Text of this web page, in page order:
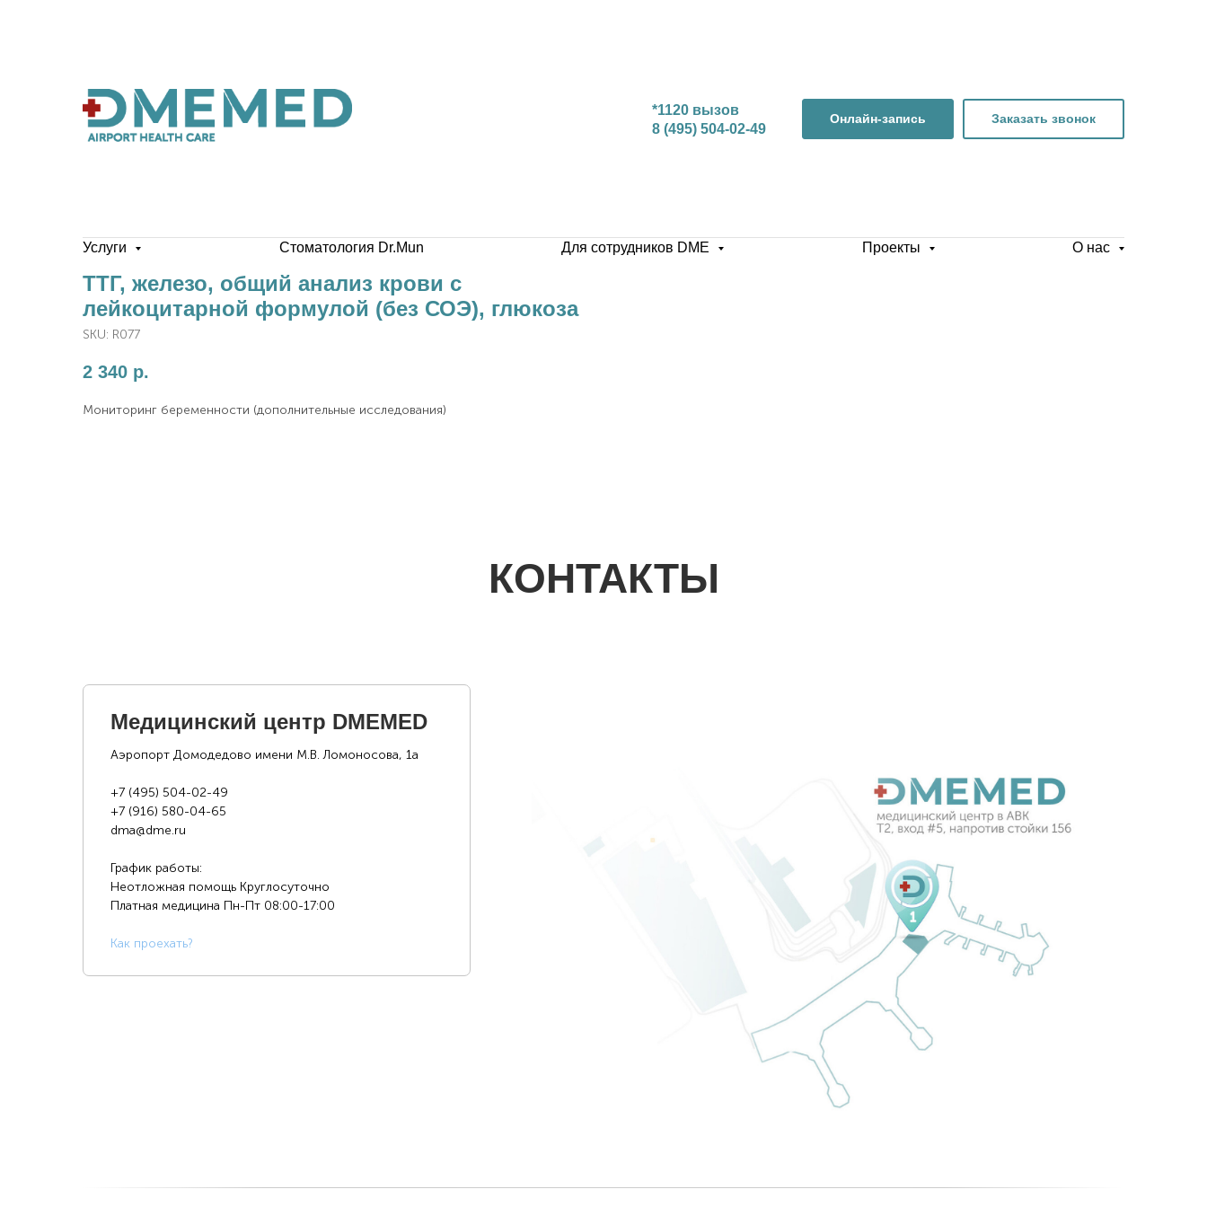
*1120 вызов
8 (495) 504-02-49
Онлайн-запись Заказать звонок
Услуги Стоматология Dr.Mun Для сотрудников DME Проекты О нас
ТТГ, железо, общий анализ крови с
лейкоцитарной формулой (без СОЭ), глюкоза
SKU: R077
2 340 р.
Мониторинг беременности (дополнительные исследования)
КОНТАКТЫ
Медицинский центр DMEMED
Аэропорт Домодедово имени М.В. Ломоносова, 1а
+7 (495) 504-02-49
+7 (916) 580-04-65
dma@dme.ru
График работы:
Неотложная помощь Круглосуточно
Платная медицина Пн-Пт 08:00-17:00
Как проехать?